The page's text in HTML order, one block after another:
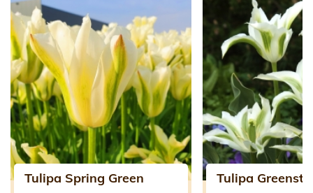
Tulipa Spring Green Tulipa